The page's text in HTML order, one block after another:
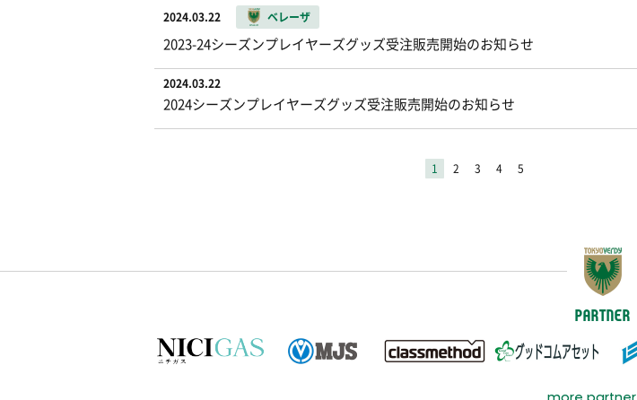
2024.03.22 ベレーザ
2023-24シーズンプレイヤーズグッズ受注販売開始のお知らせ
2024.03.22
2024シーズンプレイヤーズグッズ受注販売開始のお知らせ
1 2 3 4 5
PARTNER